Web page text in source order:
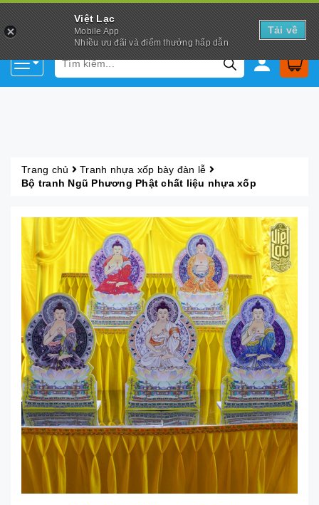
Việt Lạc
Mobile App
Nhiều ưu đãi và điểm thưởng hấp dẫn
Tải về
Trang chủ
Tranh nhựa xốp bày đàn lễ
Bộ tranh Ngũ Phương Phật chất liệu nhựa xốp